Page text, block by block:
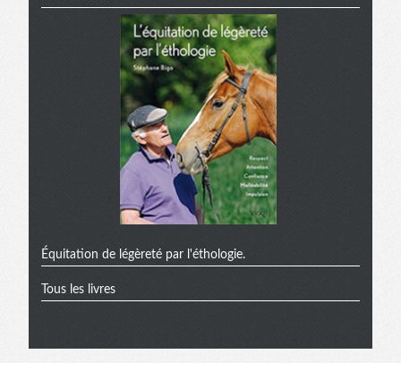
Équitation de légèreté par l'éthologie.
Tous les livres